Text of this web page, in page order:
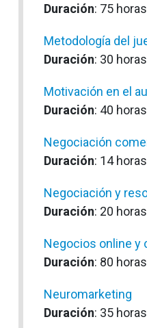
Duración: 75 horas
Metodología del
Duración: 30 horas
Motivación en el
Duración: 40 horas
Negociación
Duración: 14 horas
Negociación y
Duración: 20 horas
Negocios online
Duración: 80 horas
Neuromarketing
Duración: 35 horas